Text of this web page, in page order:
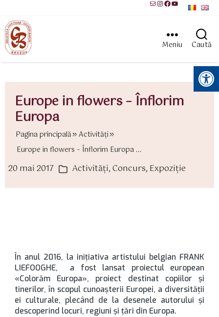
MailInstagram
Facebook
YouTube
Meniu Caută
Instrumente pentru accesibilitate
Europe in flowers – Înflorim
Europa
Pagina principală
Activităţi
Europe in flowers – Înflorim Europa ...
20 mai 2017 Categorii
Activităţi,Concurs, Expoziție
În anul 2016, la inițiativa artistului belgian FRANK
LIEFOOGHE, a fost lansat proiectul european
«Colorăm Europa», proiect destinat copiilor și
tinerilor, în scopul cunoașterii Europei, a diversității
ei culturale, plecând de la desenele autorului și
descoperind locuri, regiuni și țări din Europa.